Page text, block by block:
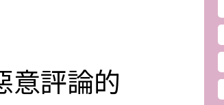
意評論的